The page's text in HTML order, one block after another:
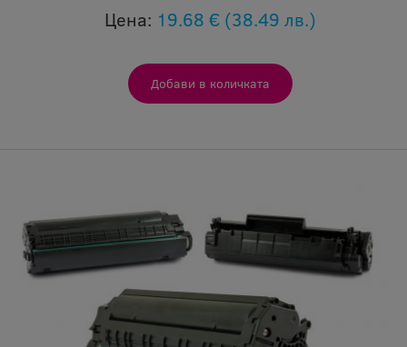
Цена: 19.68 € (38.49 лв.)